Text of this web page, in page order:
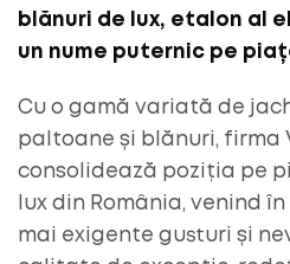
blănuri de lux, etalon al
un nume puternic pe
Cu o gamă variată de
paltoane și blănuri, firma
consolidează poziția pe
lux din România, venind
mai exigente gusturi și